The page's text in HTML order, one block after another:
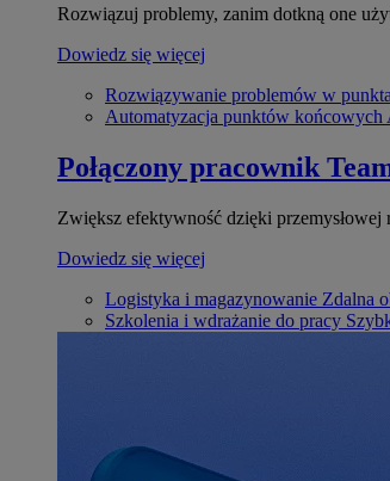
Rozwiązuj problemy, zanim dotkną one
Dowiedz się więcej
Rozwiązywanie problemów w
Automatyzacja punktów końcowych
Połączony pracownik
Zwiększ efektywność dzięki przemysłowej
Dowiedz się więcej
Logistyka i magazynowanie Zdalna
Szkolenia i wdrażanie do pracy